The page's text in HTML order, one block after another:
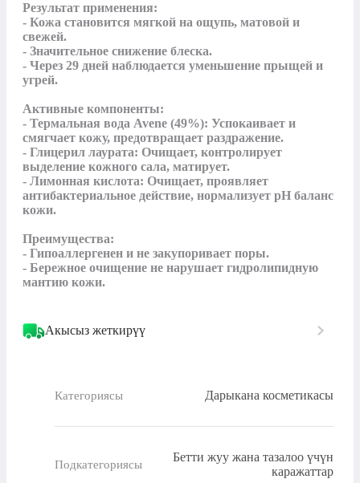
Результат применения:
- Кожа становится мягкой на ощупь, матовой и
свежей.
- Значительное снижение блеска.
- Через 29 дней наблюдается уменьшение прыщей и
угрей.
Активные компоненты:
- Термальная вода Avene (49%): Успокаивает и
смягчает кожу, предотвращает раздражение.
- Глицерил лаурата: Очищает, контролирует
выделение кожного сала, матирует.
- Лимонная кислота: Очищает, проявляет
антибактериальное действие, нормализует pH баланс
кожи.
Преимущества:
- Гипоаллергенен и не закупоривает поры.
- Бережное очищение не нарушает гидролипидную
мантию кожи.
Акысыз жеткирүү
Категориясы Дарыкана косметикасы
Подкатегориясы
Бетти жуу жана тазалоо үчүн
каражаттар